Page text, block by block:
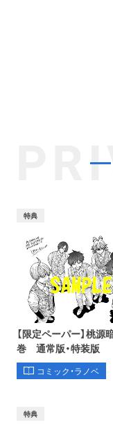
特典
【限定ペーパー】桃
巻 通常版・特装版
コミック・ラノベ
特典